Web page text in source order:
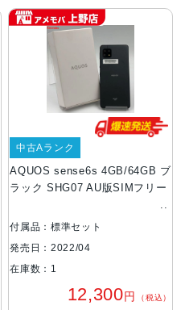
AQUOS sense6s 4GB/64GB ブ
ラック SHG07 AU版SIMフリー
中古Aランク
付属品：標準セット
発売日：2022/04
在庫数：1
12,300円 （税込）